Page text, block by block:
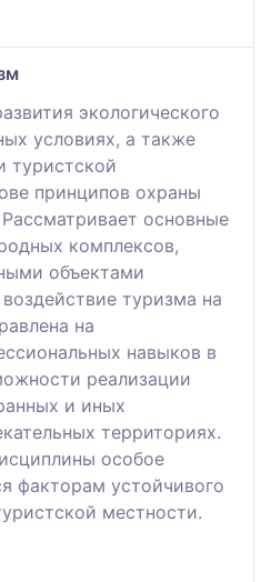
экологического
условиях, а также
туристской
принципов охраны
основные
комплексов,
объектами
туризма на
на
навыков в
реализации
и иных
территориях.
особое
факторам устойчивого
местности.